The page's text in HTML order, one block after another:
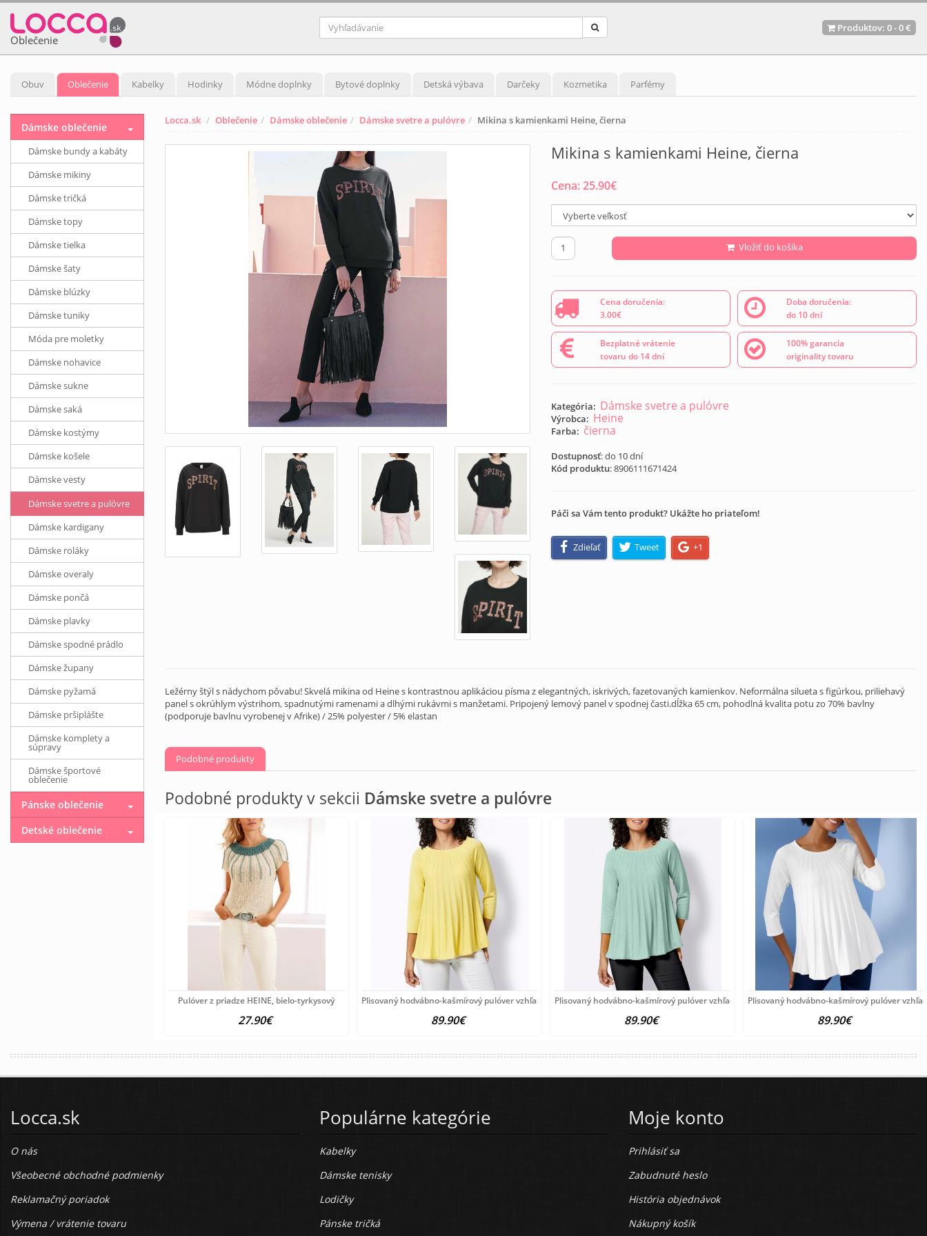
Oblečenie
Produktov: 0-0 €
Obuv Oblečenie Kabelky Hodinky Módne doplnky Bytové doplnky Detská výbava Darčeky Kozmetika Parfémy
Locca.sk Oblečenie Dámske oblečenie Dámske svetre a pulóvre Mikina s kamienkami Heine, čierna
Mikina s kamienkami Heine, čierna
Cena:25.90€
Vložiť do košíka
Cena doručenia:
3.00€
Doba doručenia:
do 10 dní
Bezplatné vrátenie
tovaru do 14 dní
100% garancia
originality tovaru
Kategória: Dámske svetre a pulóvre
Výrobca: Heine
Farba: čierna
Dostupnosť: do 10 dní
Kód produktu:8906111671424
Páči sa Vám tento produkt? Ukážte ho priateľom!
Zdieľať Tweet +1
Ležérny štýl s nádychom pôvabu! Skvelá mikina od Heine s kontrastnou aplikáciou písma z elegantných, iskrivých, fazetovaných kamienkov. Neformálna silueta s figúrkou, priliehavý
panel s okrúhlym výstrihom, spadnutými ramenami a dlhými rukávmi s manžetami. Pripojený lemový panel v spodnej časti.dĺžka 65 cm, pohodlná kvalita potu zo 70% bavlny
(podporuje bavlnu vyrobenej v Afrike) / 25% polyester / 5% elastan
Podobné produkty
Podobné produkty v sekcii Dámske svetre a pulóvre
Pulóver z priadze HEINE, bielo-tyrkysový
27.90€
Plisovaný hodvábno-kašmírový pulóver vzhľadom Création
89.90€
Plisovaný hodvábno-kašmírový pulóver vzhľadom Création
89.90€
Plisovaný hodvábno-kašmírový pulóver
89.90€
Dámske oblečenie
Dámske bundy a kabáty
Dámske mikiny
Dámske tričká
Dámske topy
Dámske tielka
Dámske šaty
Dámske blúzky
Dámske tuniky
Móda pre moletky
Dámske nohavice
Dámske sukne
Dámske saká
Dámske kostýmy
Dámske košele
Dámske vesty
Dámske svetre a pulóvre
Dámske kardigany
Dámske roláky
Dámske overaly
Dámske pončá
Dámske plavky
Dámske spodné prádlo
Dámske župany
Dámske pyžamá
Dámske pršiplášte
Dámske komplety a
súpravy
Dámske športové
oblečenie
Pánske oblečenie
Detské oblečenie
Locca.sk
O nás
Všeobecné obchodné podmienky
Reklamačný poriadok
Výmena / vrátenie tovaru
Populárne kategórie
Kabelky
Dámske tenisky
Lodičky
Pánske tričká
Moje konto
Prihlásiť sa
Zabudnuté heslo
História objednávok
Nákupný košík